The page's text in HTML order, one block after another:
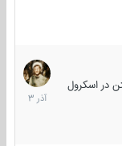
اسکرول
7
آذر
1403